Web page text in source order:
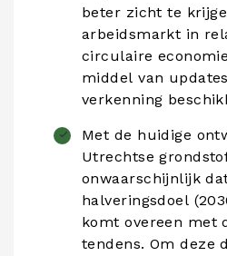
beter zicht te
arbeidsmarkt in
circulaire
middel van
verkenning
Met de huidige
Utrechtse
onwaarschijnlijk
halveringsdoel
komt overeen met
tendens. Om deze